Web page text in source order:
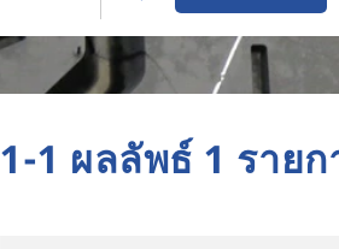
1-1 ผลลัพธ์ 1 รายก